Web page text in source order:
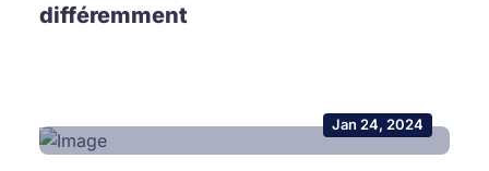
différemment
Jan 24, 2024